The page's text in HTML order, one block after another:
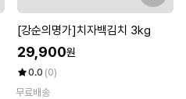
[강순의명가]치자백김치 3kg
29,900원
0.0 (0)
무료배송